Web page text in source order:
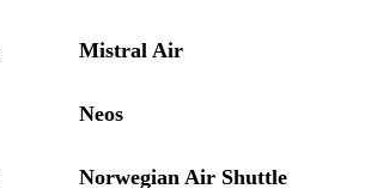
Mistral Air
Neos
Norwegian Air Shuttle